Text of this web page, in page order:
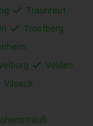
Traunreut
Trostberg
Velden
Vilseck